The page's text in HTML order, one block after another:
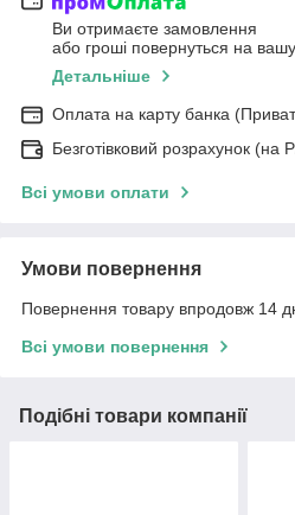
Ви отримаєте замовлення
або гроші повернуться на
Детальніше
Оплата на карту банка
Безготівковий розрахунок
Всі умови оплати
Умови повернення
Повернення товару впродовж 14
Всі умови повернення
Подібні товари компанії